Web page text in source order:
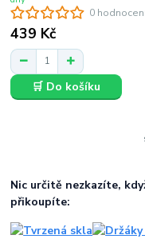
0
439 Kč
🛒 Do košíku
Nic určitě nezkazíte,
přikoupíte: